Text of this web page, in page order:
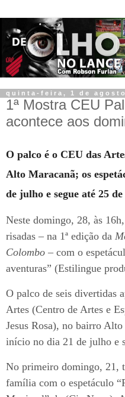
quinta-feira, 1 de agosto
1ª Mostra CEU
acontece aos
O palco é o CEU das
Alto Maracanã; os
de julho e segue até 25
Neste domingo, 28, às
risadas – na 1ª edição da
Colombo – com o
aventuras” (Estilingue
O palco de seis divertidas
Artes (Centro de Artes e
Jesus Rosa), no bairro
início no dia 21 de julho e
No primeiro domingo, 21,
família com o espetáculo